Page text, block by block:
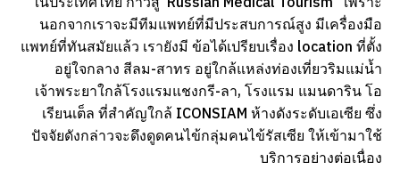
นอกจากเราจะมีทีมแพทย์ที่มีประสบการณ์สูง มีเครื่องมือ
แพทย์ที่ทันสมัยแล้ว เรายังมี ข้อได้เปรียบเรื่อง location ที่ตั้ง
อยู่ใจกลาง สีลม-สาทร อยู่ใกล้แหล่งท่องเที่ยวริมแม่น้ำ
เจ้าพระยาใกล้โรงแรมแชงกรี-ลา, โรงแรม แมนดาริน โอ
เรียนเต็ล ที่สำคัญใกล้ ICONSIAM ห้างดังระดับเอเซีย ซึ่ง
ปัจจัยดังกล่าวจะดึงดูดคนไข้กลุ่มคนไข้รัสเซีย ให้เข้ามาใช้
บริการอย่างต่อเนื่อง